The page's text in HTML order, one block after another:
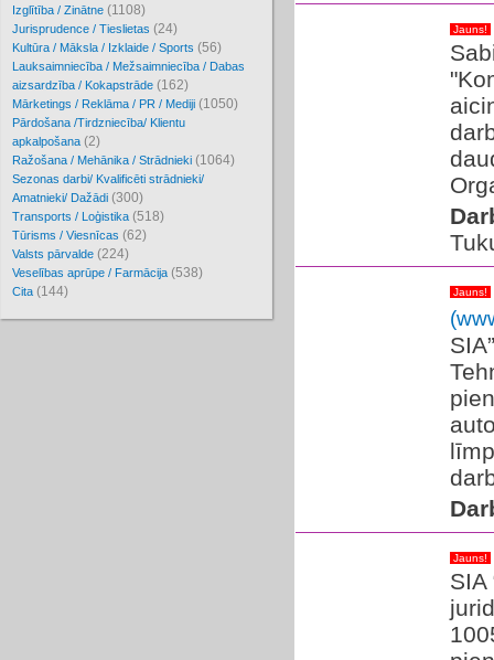
Izglītība / Zinātne (1108)
Jurisprudence / Tieslietas (24)
Kultūra / Māksla / Izklaide / Sports (56)
Lauksaimniecība / Mežsaimniecība / Dabas
aizsardzība / Kokapstrāde (162)
Mārketings / Reklāma / PR / Mediji (1050)
Pārdošana /Tirdzniecība/ Klientu
apkalpošana (2)
Ražošana / Mehānika / Strādnieki (1064)
Sezonas darbi/ Kvalificēti strādnieki/
Amatnieki/ Dažādi (300)
Transports / Loģistika (518)
Tūrisms / Viesnīcas (62)
Valsts pārvalde (224)
Veselības aprūpe / Farmācija (538)
Cita (144)
Jauns!
Jauns!
Jauns!
SIA